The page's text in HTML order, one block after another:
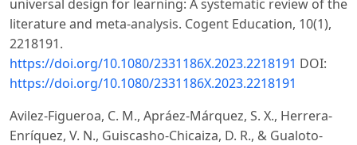
universal design for learning: A systematic review of the
literature and meta-analysis. Cogent Education, 10(1),
2218191.
https://doi.org/10.1080/2331186X.2023.2218191 DOI:
https://doi.org/10.1080/2331186X.2023.2218191
Avilez-Figueroa, C. M., Apráez-Márquez, S. X., Herrera-
Enríquez, V. N., Guiscasho-Chicaiza, D. R., & Gualoto-